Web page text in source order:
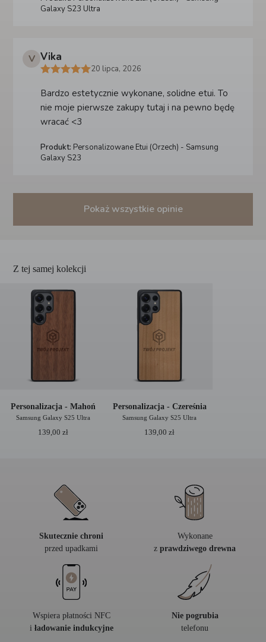
Galaxy S23 Ultra
V Vika
20 lipca, 2026
Bardzo estetycznie wykonane, solidne etui. To
nie moje pierwsze zakupy tutaj i na pewno będę
wracać <3
Produkt: Personalizowane Etui (Orzech) - Samsung
Galaxy S23
Pokaż wszystkie opinie
Z tej samej kolekcji
Personalizacja - Mahoń
Samsung Galaxy S25 Ultra
139,00zł
Personalizacja - Czereśnia
Samsung Galaxy S25 Ultra
139,00zł
Skutecznie chroni
przed upadkami
Wykonane
z prawdziwego drewna
Wspiera płatności NFC
i ładowanie indukcyjne
Nie pogrubia
telefonu